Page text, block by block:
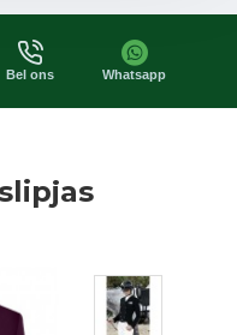
Bel ons Whatsapp